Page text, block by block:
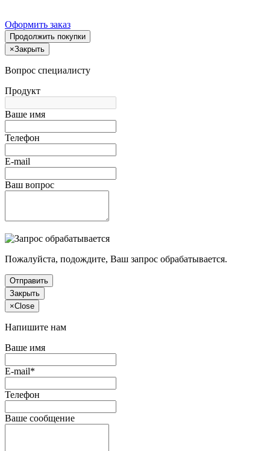
Оформить заказ
Продолжить покупки
×Закрыть
Вопрос специалисту
Продукт
Ваше имя
Телефон
E-mail
Ваш вопрос
Пожалуйста, подождите, Ваш запрос обрабатывается.
Отправить
Закрыть
×Close
Напишите нам
Ваше имя
E-mail*
Телефон
Ваше сообщение